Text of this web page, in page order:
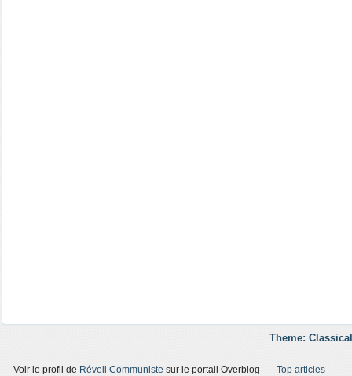
Theme:
Voir le profil de Réveil Communiste sur le portail Overblog
Top articles